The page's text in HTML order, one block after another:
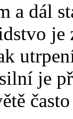
a dál
je
je